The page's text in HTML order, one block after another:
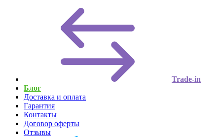
Trade-in
Блог
Доставка и оплата
Гарантия
Контакты
Договор оферты
Отзывы